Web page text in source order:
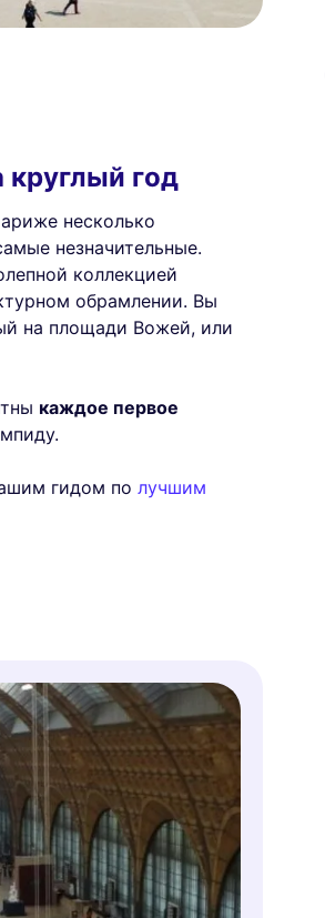
круглый год
несколько
незначительные.
коллекцией
обрамлении. Вы
на площади Вожей, или
каждое первое
гидом по лучшим